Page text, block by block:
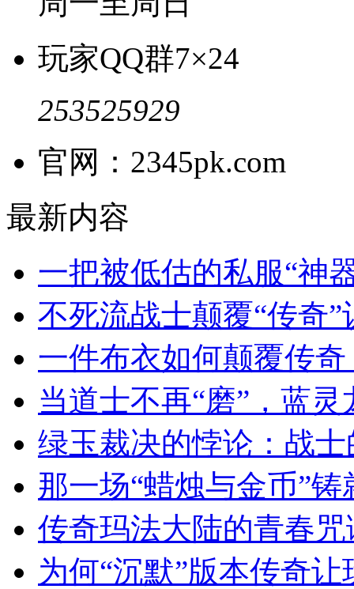
玩家QQ群7×24
253525929
官网：2345pk.com
最新内容
一把被低估的私服“神
不死流战士颠覆“传奇
一件布衣如何颠覆传
当道士不再“磨”，蓝
绿玉裁决的悖论：战
那一场“蜡烛与金币”
传奇玛法大陆的青春
为何“沉默”版本传奇